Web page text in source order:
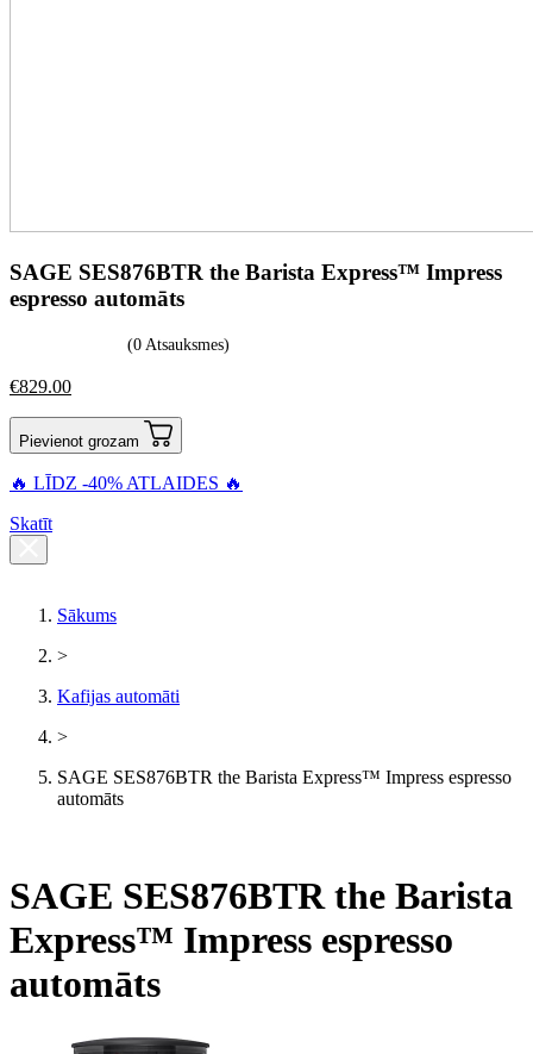
SAGE SES876BTR the Barista Express™ Impress
espresso automāts
(0 Atsauksmes)
€829.00
Pievienot grozam
🔥 LĪDZ -40% ATLAIDES 🔥
Skatīt
Sākums
>
Kafijas automāti
>
SAGE SES876BTR the Barista Express™ Impress espresso
automāts
SAGE SES876BTR the Barista
Express™ Impress espresso
automāts